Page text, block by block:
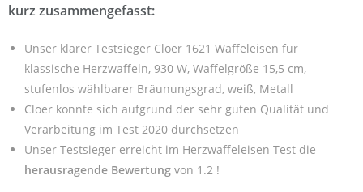
kurz zusammengefasst:
Unser klarer Testsieger Cloer 1621 Waffeleisen für
klassische Herzwaffeln, 930 W, Waffelgröße 15,5 cm,
stufenlos wählbarer Bräunungsgrad, weiß, Metall
Cloer konnte sich aufgrund der sehr guten Qualität und
Verarbeitung im Test 2020 durchsetzen
Unser Testsieger erreicht im Herzwaffeleisen Test die
herausragende Bewertung von 1.2 !